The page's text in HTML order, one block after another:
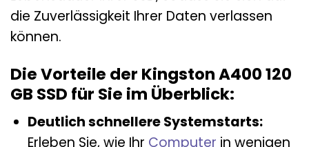
die Zuverlässigkeit Ihrer Daten verlassen
können.
Die Vorteile der Kingston A400 120
GB SSD für Sie im Überblick:
Deutlich schnellere Systemstarts:
Erleben Sie, wie Ihr Computer in wenigen